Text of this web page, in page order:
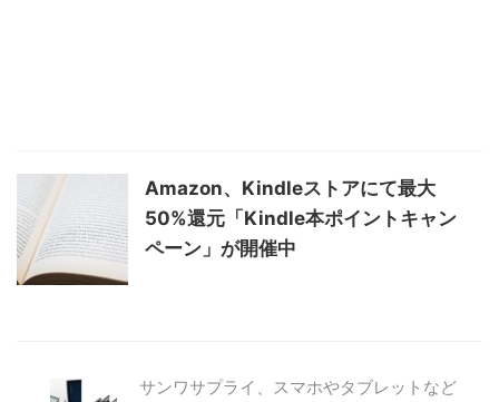
Amazon、Kindleストアにて最大
50%還元「Kindle本ポイントキャン
ペーン」が開催中
サンワサプライ、スマホやタブレットなど